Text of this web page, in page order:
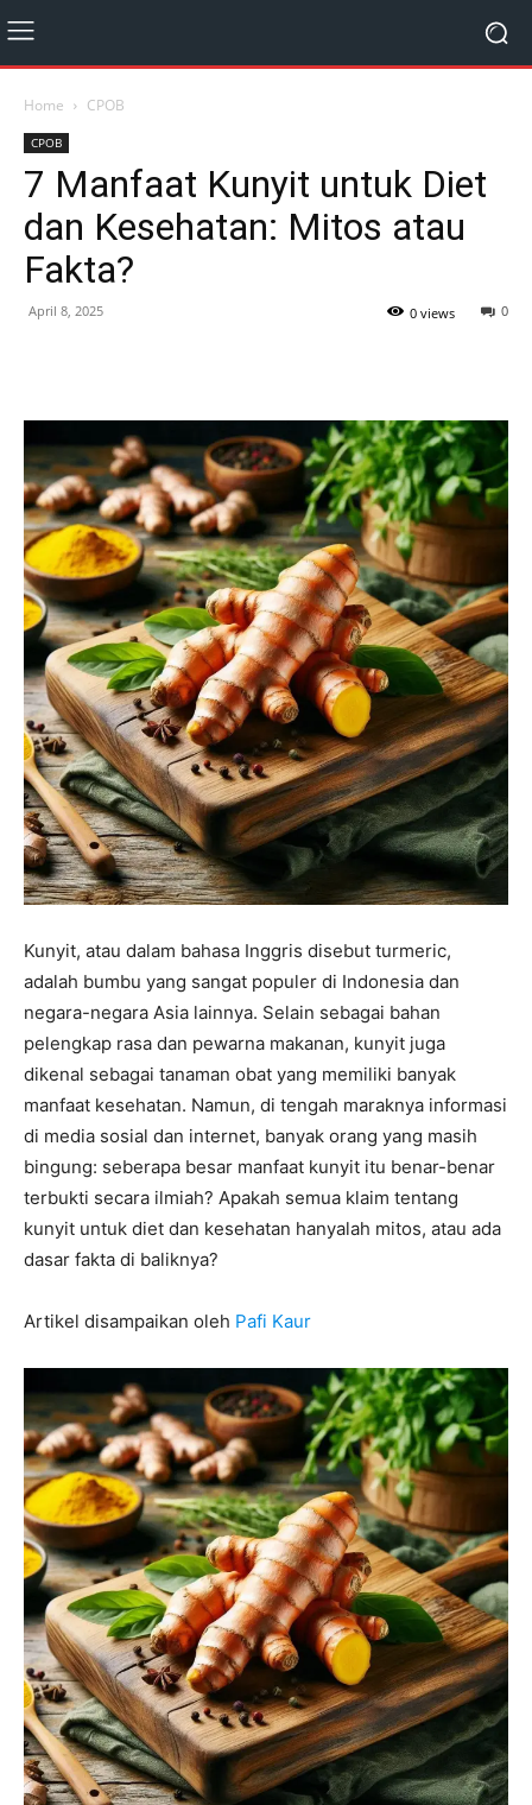
Home CPOB
CPOB
7 Manfaat Kunyit untuk Diet
dan Kesehatan: Mitos atau
Fakta?
April 8, 2025 0
0 views
Kunyit, atau dalam bahasa Inggris disebut turmeric,
adalah bumbu yang sangat populer di Indonesia dan
negara-negara Asia lainnya. Selain sebagai bahan
pelengkap rasa dan pewarna makanan, kunyit juga
dikenal sebagai tanaman obat yang memiliki banyak
manfaat kesehatan. Namun, di tengah maraknya informasi
di media sosial dan internet, banyak orang yang masih
bingung: seberapa besar manfaat kunyit itu benar-benar
terbukti secara ilmiah? Apakah semua klaim tentang
kunyit untuk diet dan kesehatan hanyalah mitos, atau ada
dasar fakta di baliknya?
Artikel disampaikan oleh Pafi Kaur